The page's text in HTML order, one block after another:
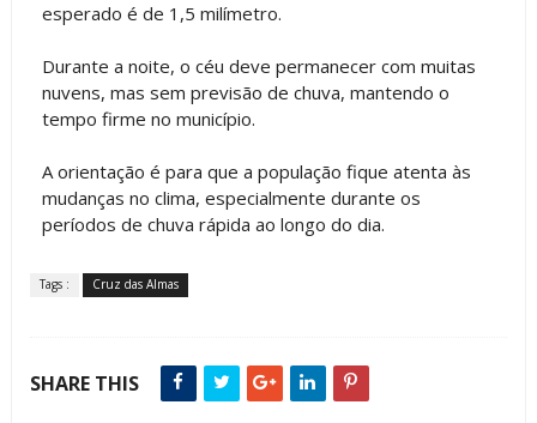
esperado é de 1,5 milímetro.
Durante a noite, o céu deve permanecer com muitas
nuvens, mas sem previsão de chuva, mantendo o
tempo firme no município.
A orientação é para que a população fique atenta às
mudanças no clima, especialmente durante os
períodos de chuva rápida ao longo do dia.
Tags : Cruz das Almas
SHARE THIS